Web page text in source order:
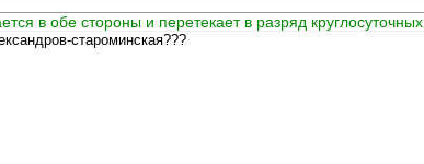
в обе стороны и перетекает в разряд круглосуточных.
староминская???